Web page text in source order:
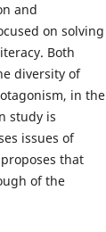
and
on solving
Both
diversity of
in the
study is
issues of
that
of the